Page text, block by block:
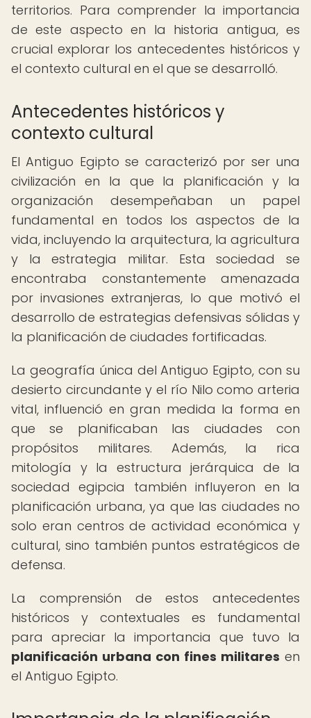
territorios. Para comprender la importancia
de este aspecto en la historia antigua, es
crucial explorar los antecedentes históricos y
el contexto cultural en el que se desarrolló.
Antecedentes históricos y
contexto cultural
El Antiguo Egipto se caracterizó por ser una
civilización en la que la planificación y la
organización desempeñaban un papel
fundamental en todos los aspectos de la
vida, incluyendo la arquitectura, la agricultura
y la estrategia militar. Esta sociedad se
encontraba constantemente amenazada
por invasiones extranjeras, lo que motivó el
desarrollo de estrategias defensivas sólidas y
la planificación de ciudades fortificadas.
La geografía única del Antiguo Egipto, con su
desierto circundante y el río Nilo como arteria
vital, influenció en gran medida la forma en
que se planificaban las ciudades con
propósitos militares. Además, la rica
mitología y la estructura jerárquica de la
sociedad egipcia también influyeron en la
planificación urbana, ya que las ciudades no
solo eran centros de actividad económica y
cultural, sino también puntos estratégicos de
defensa.
La comprensión de estos antecedentes
históricos y contextuales es fundamental
para apreciar la importancia que tuvo la
planificación urbana con fines militares en
el Antiguo Egipto.